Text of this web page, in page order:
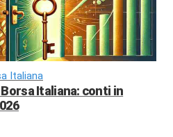
Italiana
Italiana: conti in